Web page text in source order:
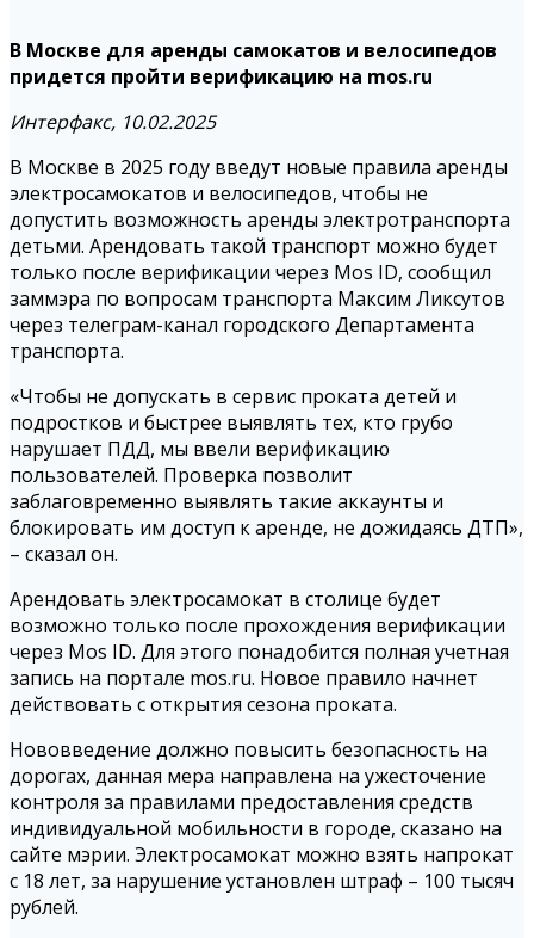
В Москве для аренды самокатов и велосипедов
придется пройти верификацию на mos.ru
Интерфакс, 10.02.2025
В Москве в 2025 году введут новые правила аренды
электросамокатов и велосипедов, чтобы не
допустить возможность аренды электротранспорта
детьми. Арендовать такой транспорт можно будет
только после верификации через Mos ID, сообщил
заммэра по вопросам транспорта Максим Ликсутов
через телеграм-канал городского Департамента
транспорта.
«Чтобы не допускать в сервис проката детей и
подростков и быстрее выявлять тех, кто грубо
нарушает ПДД, мы ввели верификацию
пользователей. Проверка позволит
заблаговременно выявлять такие аккаунты и
блокировать им доступ к аренде, не дожидаясь ДТП»,
– сказал он.
Арендовать электросамокат в столице будет
возможно только после прохождения верификации
через Mos ID. Для этого понадобится полная учетная
запись на портале mos.ru. Новое правило начнет
действовать с открытия сезона проката.
Нововведение должно повысить безопасность на
дорогах, данная мера направлена на ужесточение
контроля за правилами предоставления средств
индивидуальной мобильности в городе, сказано на
сайте мэрии. Электросамокат можно взять напрокат
с 18 лет, за нарушение установлен штраф – 100 тысяч
рублей.